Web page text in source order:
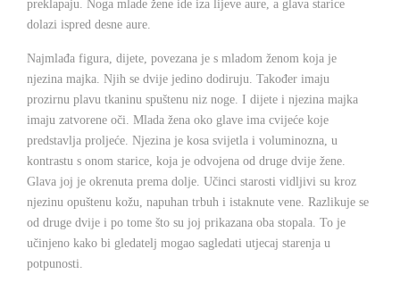
preklapaju. Noga mlade žene ide iza lijeve aure, a glava starice
dolazi ispred desne aure.
Najmlađa figura, dijete, povezana je s mladom ženom koja je
njezina majka. Njih se dvije jedino dodiruju. Također imaju
prozirnu plavu tkaninu spuštenu niz noge. I dijete i njezina majka
imaju zatvorene oči. Mlada žena oko glave ima cvijeće koje
predstavlja proljeće. Njezina je kosa svijetla i voluminozna, u
kontrastu s onom starice, koja je odvojena od druge dvije žene.
Glava joj je okrenuta prema dolje. Učinci starosti vidljivi su kroz
njezinu opuštenu kožu, napuhan trbuh i istaknute vene. Razlikuje se
od druge dvije i po tome što su joj prikazana oba stopala. To je
učinjeno kako bi gledatelj mogao sagledati utjecaj starenja u
potpunosti.